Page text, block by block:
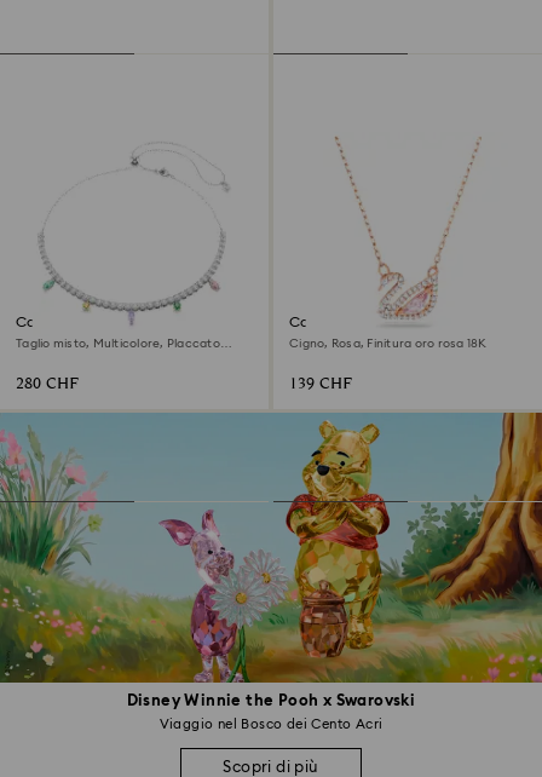
Disney Winnie the Pooh x Swarovski
Viaggio nel Bosco dei Cento Acri
Scopri di più
Collana Ariana Grande x
Swarovski
Taglio misto, Multicolore, Placcato
280 CHF
Collana Swan
Cigno, Rosa, Finitura oro rosa 18K
139 CHF